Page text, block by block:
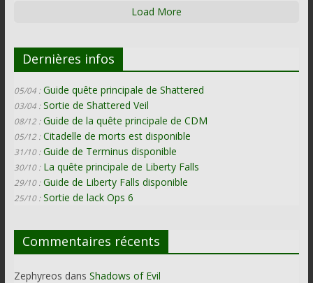
Load More
Dernières infos
05/04 : Guide quête principale de Shattered
03/04 : Sortie de Shattered Veil
08/12 : Guide de la quête principale de CDM
05/12 : Citadelle de morts est disponible
31/10 : Guide de Terminus disponible
30/10 : La quête principale de Liberty Falls
29/10 : Guide de Liberty Falls disponible
25/10 : Sortie de lack Ops 6
Commentaires récents
Zephyreos dans Shadows of Evil